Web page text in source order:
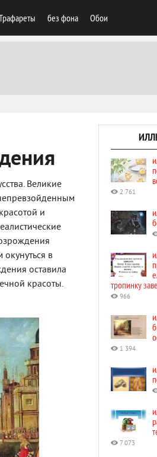
без фона Обои
Великие
и
в
оставила
красоты.
2 761
тропинку
966
1 394
7 073